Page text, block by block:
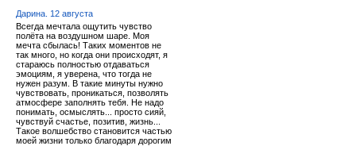
Дарина. 12 августа
Всегда мечтала ощутить чувство
полёта на воздушном шаре. Моя
мечта сбылась! Таких моментов не
так много, но когда они происходят, я
стараюсь полностью отдаваться
эмоциям, я уверена, что тогда не
нужен разум. В такие минуты нужно
чувствовать, проникаться, позволять
атмосфере заполнять тебя. Не надо
понимать, осмыслять... просто сияй,
чувствуй счастье, позитив, жизнь...
Такое волшебство становится частью
моей жизни только благодаря дорогим